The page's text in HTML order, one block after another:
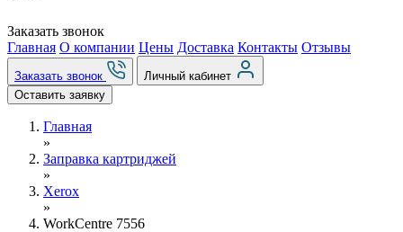
Заказать звонок
Главная О компании Цены Доставка Контакты Отзывы
Заказать звонок
Личный кабинет
Оставить заявку
Главная
»
Заправка картриджей
»
Xerox
»
WorkCentre 7556